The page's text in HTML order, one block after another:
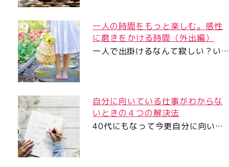
一人の時間をもっと楽しむ。感性
に磨きをかける時間（外出編）
一人で出掛けるなんて寂しい？い
自分に向いている仕事がわからな
いときの４つの解決法
40代にもなって今更自分に向い…